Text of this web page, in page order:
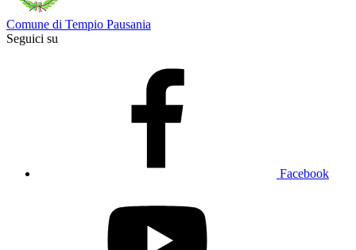
Comune di Tempio Pausania
Seguici su
Facebook